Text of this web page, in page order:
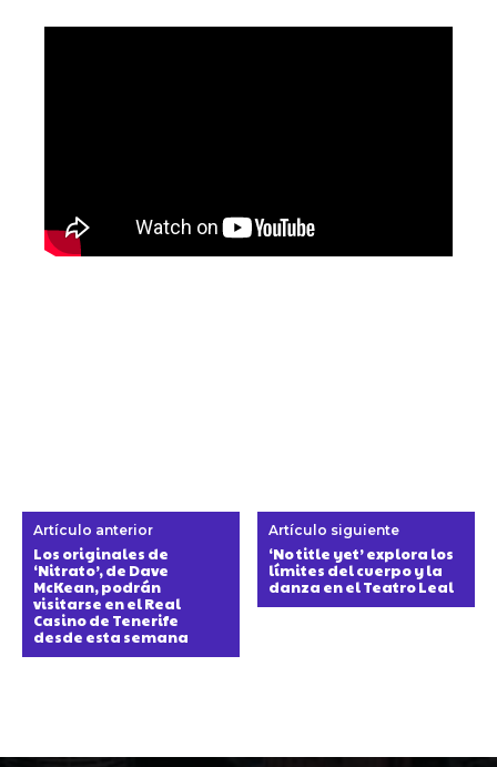
Artículo anterior
Los originales de
‘Nitrato’, de Dave
McKean, podrán
visitarse en el Real
Casino de Tenerife
desde esta semana
Artículo siguiente
‘No title yet’ explora los
límites del cuerpo y la
danza en el Teatro Leal